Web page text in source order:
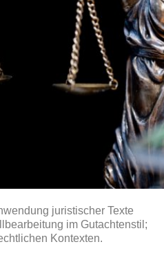
juristischer Texte
im Gutachtenstil;
Kontexten.